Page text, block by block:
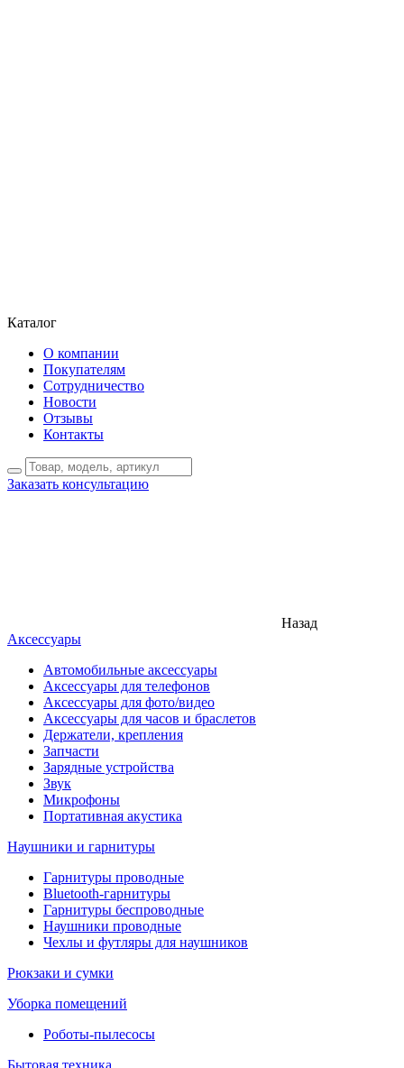
Каталог
О компании
Покупателям
Сотрудничество
Новости
Отзывы
Контакты
Заказать консультацию
Назад
Аксессуары
Автомобильные аксессуары
Аксессуары для телефонов
Аксессуары для фото/видео
Аксессуары для часов и браслетов
Держатели, крепления
Запчасти
Зарядные устройства
Звук
Микрофоны
Портативная акустика
Наушники и гарнитуры
Гарнитуры проводные
Bluetooth-гарнитуры
Гарнитуры беспроводные
Наушники проводные
Чехлы и футляры для наушников
Рюкзаки и сумки
Уборка помещений
Роботы-пылесосы
Бытовая техника